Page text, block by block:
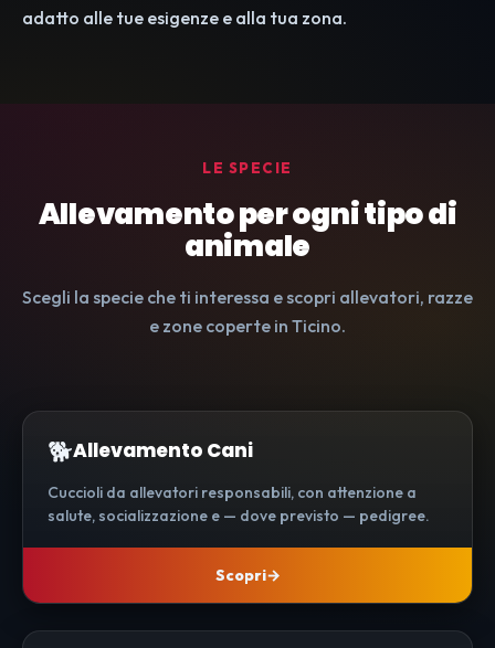
adatto alle tue esigenze e alla tua zona.
LE SPECIE
Allevamento per ogni tipo di
animale
Scegli la specie che ti interessa e scopri allevatori, razze
e zone coperte in Ticino.
🐕Allevamento Cani
Cuccioli da allevatori responsabili, con attenzione a
salute, socializzazione e — dove previsto — pedigree.
Scopri